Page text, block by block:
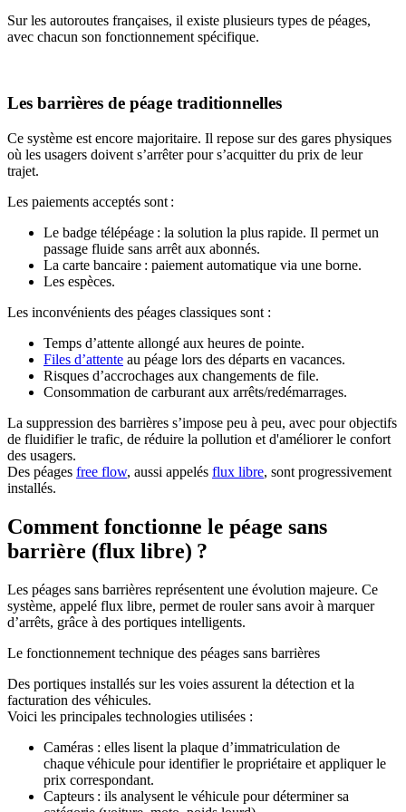
Sur les autoroutes françaises, il existe plusieurs types de péages,
avec chacun son fonctionnement spécifique.
Les barrières de péage traditionnelles
Ce système est encore majoritaire. Il repose sur des gares physiques
où les usagers doivent s’arrêter pour s’acquitter du prix de leur
trajet.
Les paiements acceptés sont :
Le badge télépéage : la solution la plus rapide. Il permet un
passage fluide sans arrêt aux abonnés.
La carte bancaire : paiement automatique via une borne.
Les espèces.
Les inconvénients des péages classiques sont :
Temps d’attente allongé aux heures de pointe.
Files d’attente au péage lors des départs en vacances.
Risques d’accrochages aux changements de file.
Consommation de carburant aux arrêts/redémarrages.
La suppression des barrières s’impose peu à peu, avec pour objectifs
de fluidifier le trafic, de réduire la pollution et d'améliorer le confort
des usagers.
Des péages free flow, aussi appelés flux libre, sont progressivement
installés.
Comment fonctionne le péage sans
barrière (flux libre) ?
Les péages sans barrières représentent une évolution majeure. Ce
système, appelé flux libre, permet de rouler sans avoir à marquer
d’arrêts, grâce à des portiques intelligents.
Le fonctionnement technique des péages sans barrières
Des portiques installés sur les voies assurent la détection et la
facturation des véhicules.
Voici les principales technologies utilisées :
Caméras : elles lisent la plaque d’immatriculation de
chaque véhicule pour identifier le propriétaire et appliquer le
prix correspondant.
Capteurs : ils analysent le véhicule pour déterminer sa